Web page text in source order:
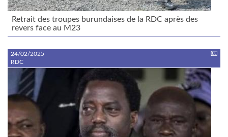
Retrait des troupes burundaises de la RDC après des
revers face au M23
24/02/2025
RDC